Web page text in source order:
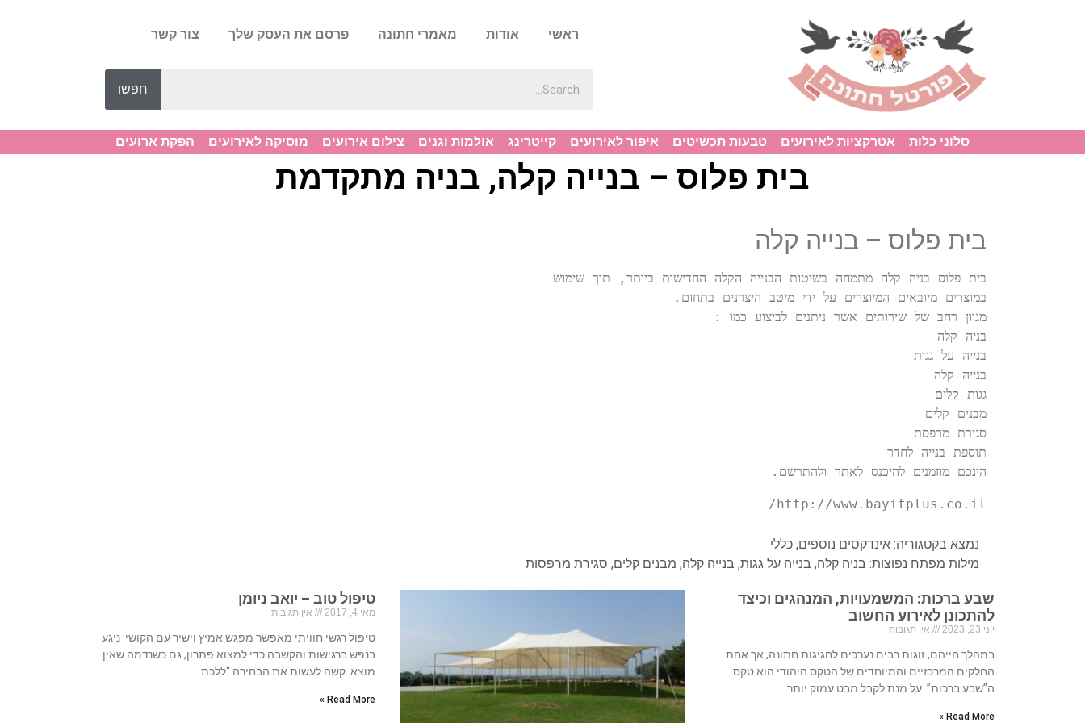
ראשי אודות מאמרי חתונה פרסם את העסק שלך צור קשר
חפשו
סלוני כלות אטרקציות לאירועים טבעות תכשיטים איפור לאירועים קייטרינג אולמות וגנים צילום אירועים מוסיקה לאירועים הפקת ארועים
בית פלוס – בנייה קלה, בניה מתקדמת
בית פלוס – בנייה קלה
הינכם מוזמנים להיכנס לאתר ולהתרשם.
http://www.bayitplus.co.il/
נמצא בקטגוריה: אינדקסים נוספים, כללי
מילות מפתח נפוצות: בניה קלה, בנייה על גגות, בנייה קלה, מבנים קלים, סגירת מרפסות
שבע ברכות: המשמעויות, המנהגים וכיצד
להתכונן לאירוע החשוב
יוני 23, 2023 אין תגובות
במהלך חייהם, זוגות רבים נערכים לחגיגות חתונה, אך אחת
החלקים המרכזיים והמיוחדים של הטקס היהודי הוא טקס
ה”שבע ברכות”. על מנת לקבל מבט עמוק יותר
Read More »
טיפול טוב – יואב ניומן
מאי 4, 2017 אין תגובות
טיפול רגשי חוויתי מאפשר מפגש אמיץ וישיר עם הקושי. ניגע
בנפש ברגישות והקשבה כדי למצוא פתרון, גם כשנדמה שאין
מוצא. קשה לעשות את הבחירה “ללכת
Read More »